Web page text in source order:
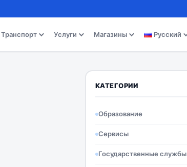
Транспорт Услуги Магазины Русский
КАТЕГОРИИ
Образование
Сервисы
Государственные службы